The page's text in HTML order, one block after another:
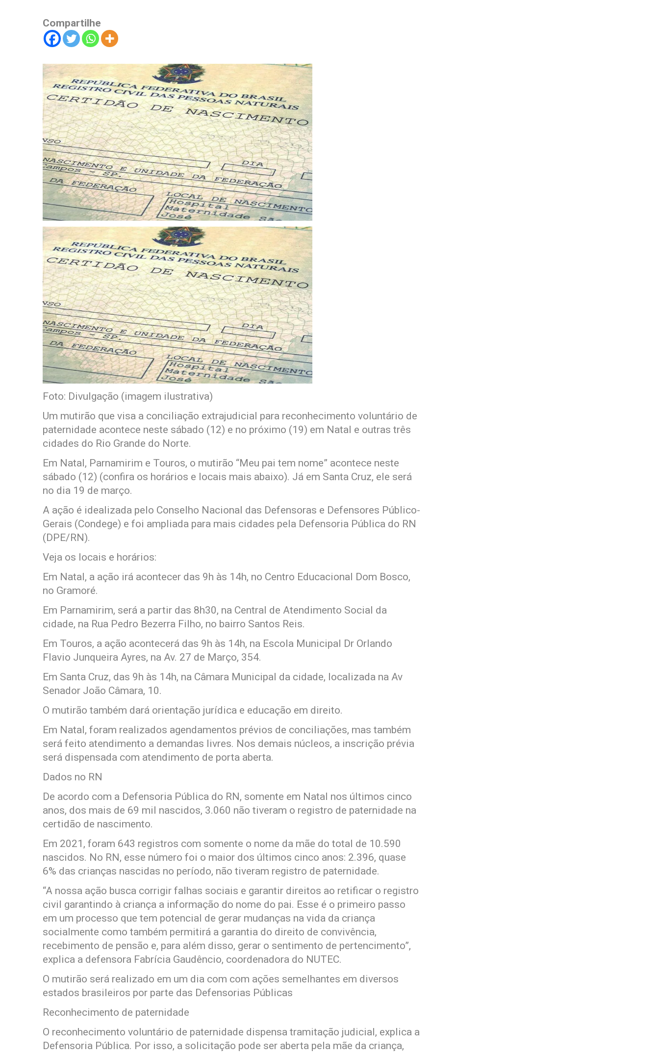
Compartilhe
Foto: Divulgação (imagem ilustrativa)
Um mutirão que visa a conciliação extrajudicial para reconhecimento voluntário de
paternidade acontece neste sábado (12) e no próximo (19) em Natal e outras três
cidades do Rio Grande do Norte.
Em Natal, Parnamirim e Touros, o mutirão “Meu pai tem nome” acontece neste
sábado (12) (confira os horários e locais mais abaixo). Já em Santa Cruz, ele será
no dia 19 de março.
A ação é idealizada pelo Conselho Nacional das Defensoras e Defensores Público-
Gerais (Condege) e foi ampliada para mais cidades pela Defensoria Pública do RN
(DPE/RN).
Veja os locais e horários:
Em Natal, a ação irá acontecer das 9h às 14h, no Centro Educacional Dom Bosco,
no Gramoré.
Em Parnamirim, será a partir das 8h30, na Central de Atendimento Social da
cidade, na Rua Pedro Bezerra Filho, no bairro Santos Reis.
Em Touros, a ação acontecerá das 9h às 14h, na Escola Municipal Dr Orlando
Flavio Junqueira Ayres, na Av. 27 de Março, 354.
Em Santa Cruz, das 9h às 14h, na Câmara Municipal da cidade, localizada na Av
Senador João Câmara, 10.
O mutirão também dará orientação jurídica e educação em direito.
Em Natal, foram realizados agendamentos prévios de conciliações, mas também
será feito atendimento a demandas livres. Nos demais núcleos, a inscrição prévia
será dispensada com atendimento de porta aberta.
Dados no RN
De acordo com a Defensoria Pública do RN, somente em Natal nos últimos cinco
anos, dos mais de 69 mil nascidos, 3.060 não tiveram o registro de paternidade na
certidão de nascimento.
Em 2021, foram 643 registros com somente o nome da mãe do total de 10.590
nascidos. No RN, esse número foi o maior dos últimos cinco anos: 2.396, quase
6% das crianças nascidas no período, não tiveram registro de paternidade.
“A nossa ação busca corrigir falhas sociais e garantir direitos ao retificar o registro
civil garantindo à criança a informação do nome do pai. Esse é o primeiro passo
em um processo que tem potencial de gerar mudanças na vida da criança
socialmente como também permitirá a garantia do direito de convivência,
recebimento de pensão e, para além disso, gerar o sentimento de pertencimento”,
explica a defensora Fabrícia Gaudêncio, coordenadora do NUTEC.
O mutirão será realizado em um dia com com ações semelhantes em diversos
estados brasileiros por parte das Defensorias Públicas
Reconhecimento de paternidade
O reconhecimento voluntário de paternidade dispensa tramitação judicial, explica a
Defensoria Pública. Por isso, a solicitação pode ser aberta pela mãe da criança,